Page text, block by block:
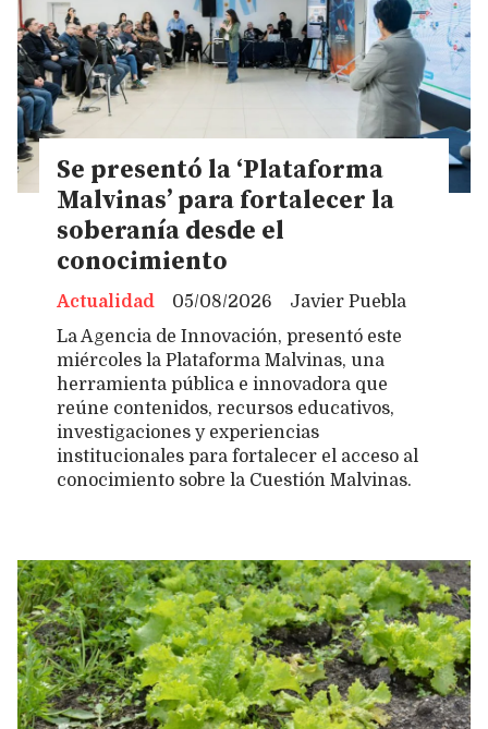
Se presentó la ‘Plataforma
Malvinas’ para fortalecer la
soberanía desde el
conocimiento
Javier Puebla
Actualidad
05/08/2026
La Agencia de Innovación, presentó este
miércoles la Plataforma Malvinas, una
herramienta pública e innovadora que
reúne contenidos, recursos educativos,
investigaciones y experiencias
institucionales para fortalecer el acceso al
conocimiento sobre la Cuestión Malvinas.